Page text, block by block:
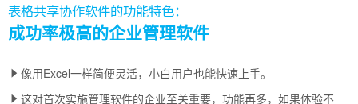
表格共享协作软件的功能特色：
成功率极高的企业管理软件
像用Excel一样简便灵活，小白用户也能快速上手。
这对首次实施管理软件的企业至关重要，功能再多，如果体验不